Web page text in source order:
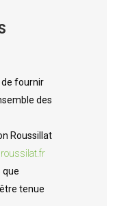
fournir
des
Roussillat
que
tenue